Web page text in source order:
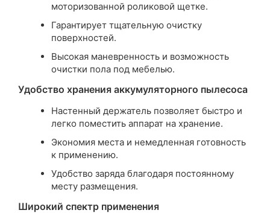
моторизованной роликовой щетке.
Гарантирует тщательную очистку
поверхностей.
Высокая маневренность и возможность
очистки пола под мебелью.
Удобство хранения аккумуляторного пылесоса
Настенный держатель позволяет быстро и
легко поместить аппарат на хранение.
Экономия места и немедленная готовность
к применению.
Удобство заряда благодаря постоянному
месту размещения.
Широкий спектр применения